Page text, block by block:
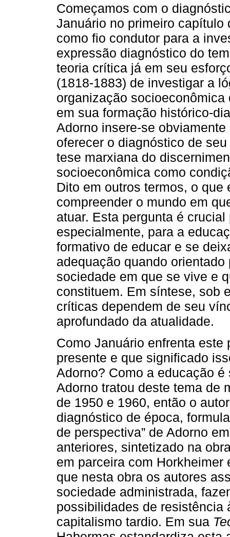
Começamos com o
Januário no primeiro capítulo
como fio condutor para a
expressão diagnóstico do
teoria crítica já em seu
(1818-1883) de investigar a
organização
em sua formação histórico-
Adorno insere-se
oferecer o diagnóstico de
tese marxiana do
socioeconômica como
Dito em outros termos, o
compreender o mundo em
atuar. Esta pergunta é
especialmente, para a
formativo de educar e se
adequação quando
sociedade em que se vive e
constituem. Em síntese, sob
críticas dependem de seu
aprofundado da atualidade.
Como Januário enfrenta
presente e que significado
Adorno? Como a educação
Adorno tratou deste tema de
de 1950 e 1960, então o
diagnóstico de época,
de perspectiva” de Adorno
anteriores, sintetizado na
em parceira com
que nesta obra os autores
sociedade administrada,
possibilidades de resistência
capitalismo tardio. Em sua